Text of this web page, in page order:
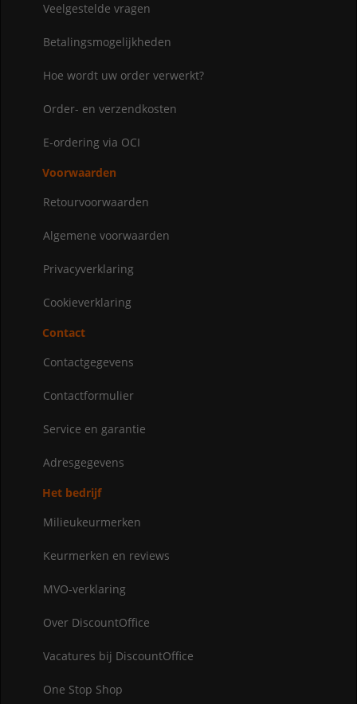
Veelgestelde vragen
Betalingsmogelijkheden
Hoe wordt uw order verwerkt?
Order- en verzendkosten
E-ordering via OCI
Voorwaarden
Retourvoorwaarden
Algemene voorwaarden
Privacyverklaring
Cookieverklaring
Contact
Contactgegevens
Contactformulier
Service en garantie
Adresgegevens
Het bedrijf
Milieukeurmerken
Keurmerken en reviews
MVO-verklaring
Over DiscountOffice
Vacatures bij DiscountOffice
One Stop Shop